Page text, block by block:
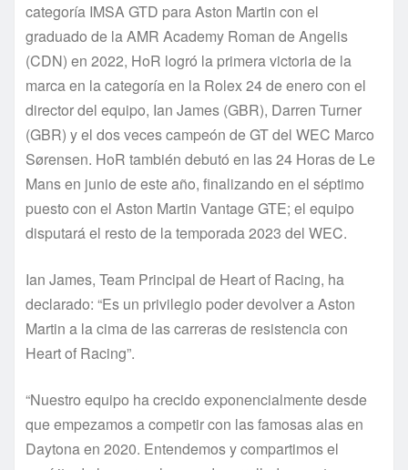
categoría IMSA GTD para Aston Martin con el
graduado de la AMR Academy Roman de Angelis
(CDN) en 2022, HoR logró la primera victoria de la
marca en la categoría en la Rolex 24 de enero con el
director del equipo, Ian James (GBR), Darren Turner
(GBR) y el dos veces campeón de GT del WEC Marco
Sørensen. HoR también debutó en las 24 Horas de Le
Mans en junio de este año, finalizando en el séptimo
puesto con el Aston Martin Vantage GTE; el equipo
disputará el resto de la temporada 2023 del WEC.
Ian James, Team Principal de Heart of Racing, ha
declarado: “Es un privilegio poder devolver a Aston
Martin a la cima de las carreras de resistencia con
Heart of Racing”.
“Nuestro equipo ha crecido exponencialmente desde
que empezamos a competir con las famosas alas en
Daytona en 2020. Entendemos y compartimos el